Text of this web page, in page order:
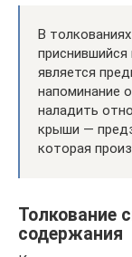
В
является
напоминание
наладить
крыши —
которая
Толкование
содержания